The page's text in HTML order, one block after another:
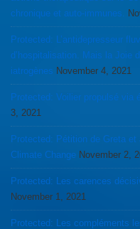
chronique et auto-immunes.
Protected: L’antidepresseur
d’hospitalisation. Mais la Joie
iatrogènes November 4, 2021
Protected: Voilier propulsé via
3, 2021
Protected: Pétition de Greta et
Climate Change November 2,
Protected: Les carences
November 1, 2021
Protected: Les compléments